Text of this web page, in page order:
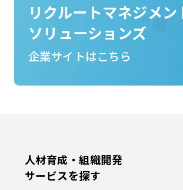
リクルートマネジメン
ソリューションズ
企業サイトはこちら
人材育成・組織開発
サービスを探す